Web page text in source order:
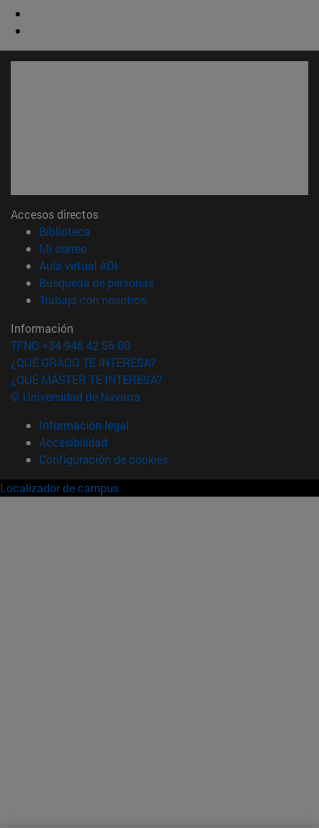
Accesos directos
Biblioteca
Mi correo(abre en nueva ventana)
Aula virtual ADI
Búsqueda de personas(abre en nueva ventana)
Trabaja con nosotros(abre en nueva ventana)
Información
TFNO +34 948 42 56 00
¿QUÉ GRADO TE INTERESA?
¿QUÉ MÁSTER TE INTERESA?
© Universidad de Navarra
Información legal
Accesibilidad
Configuración de cookies
Localizador de campus